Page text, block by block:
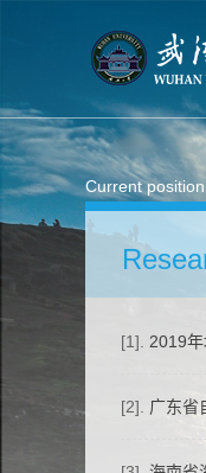
Current
[1]. 2019
[2]. 广东省